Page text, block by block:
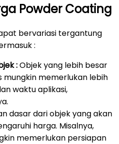
Powder Coating
bervariasi tergantung
:
:Objek yang lebih besar
mungkin memerlukan lebih
waktu aplikasi,
dasar dari objek yang akan
harga. Misalnya,
memerlukan persiapan